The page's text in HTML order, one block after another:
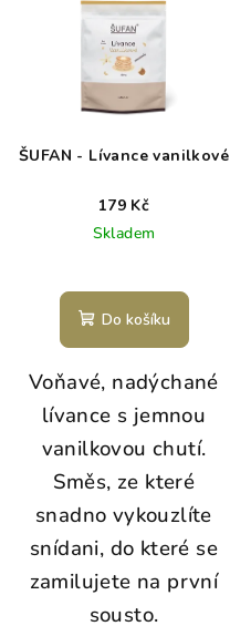
ŠUFAN - Lívance vanilkové
179 Kč
Skladem
Do košíku
Voňavé, nadýchané
lívance s jemnou
vanilkovou chutí.
Směs, ze které
snadno vykouzlíte
snídani, do které se
zamilujete na první
sousto.